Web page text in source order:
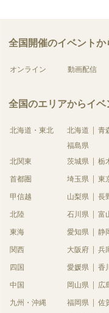
全国開催のイベントか
オンライン 動画配信
全国のエリアからイベ
北海道・東北 北海道 青
福島県
北関東
茨城県 栃
首都圏 埼玉県 東
甲信越 山梨県 長
北陸 石川県 富
東海 愛知県 静
関西 大阪府 兵
四国 愛媛県 香
中国 岡山県 広
九州・沖縄 福岡県 佐